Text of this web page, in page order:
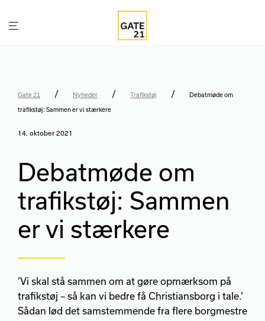
Gate 21 / Nyheder / Trafikstøj / Debatmøde om
trafikstøj: Sammen er vi stærkere
14. oktober 2021
Debatmøde om
trafikstøj: Sammen
er vi stærkere
’Vi skal stå sammen om at gøre opmærksom på
trafikstøj – så kan vi bedre få Christiansborg i tale.’
Sådan lød det samstemmende fra flere borgmestre